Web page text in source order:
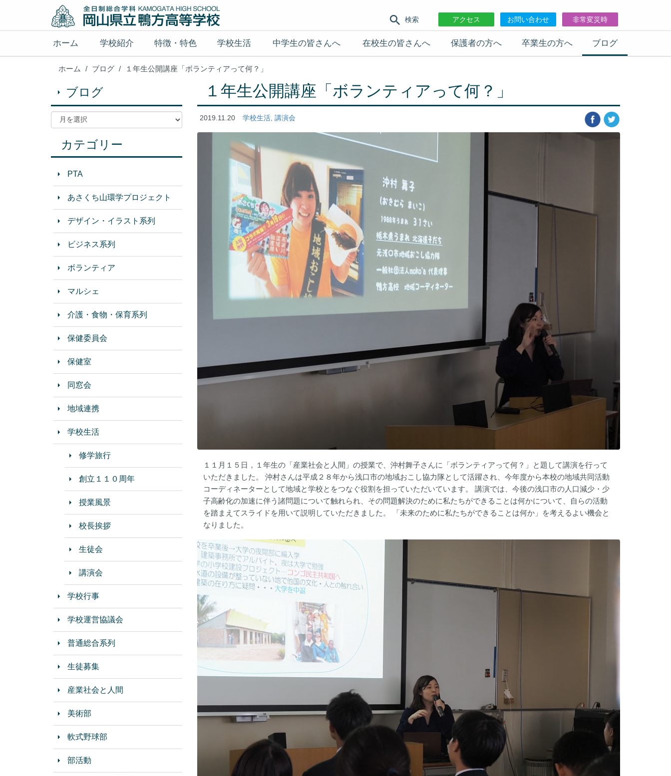
検索 アクセス お問い合わせ 非常変災時
ホーム 学校紹介 特徴・特色 学校生活 中学生の皆さんへ 在校生の皆さんへ 保護者の方へ 卒業生の方へ ブログ
ホーム ブログ １年生公開講座「ボランティアって何？」
１年生公開講座「ボランティアって何？」
2019.11.20 学校生活, 講演会
１１月１５日，１年生の「産業社会と人間」の授業で、沖村舞子さんに「ボランティアって何？」と題して講演を行って
いただきました。 沖村さんは平成２８年から浅口市の地域おこし協力隊として活躍され、今年度から本校の地域共同活動
コーディネーターとして地域と学校とをつなぐ役割を担っていただいています。 講演では、今後の浅口市の人口減少・少
子高齢化の加速に伴う諸問題について触れられ、その問題解決のために私たちができることは何かについて、自らの活動
を踏まえてスライドを用いて説明していただきました。 「未来のために私たちができることは何か」を考えるよい機会と
なりました。
ブログ
カテゴリー
PTA
あさくち山環学プロジェクト
デザイン・イラスト系列
ビジネス系列
ボランティア
マルシェ
介護・食物・保育系列
保健委員会
保健室
同窓会
地域連携
学校生活
修学旅行
創立１１０周年
授業風景
校長挨拶
生徒会
講演会
学校行事
学校運営協議会
普通総合系列
生徒募集
産業社会と人間
美術部
軟式野球部
部活動